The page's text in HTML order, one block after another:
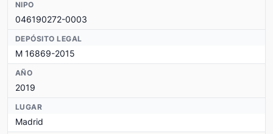
NIPO
046190272-0003
DEPÓSITO LEGAL
M 16869-2015
AÑO
2019
LUGAR
Madrid